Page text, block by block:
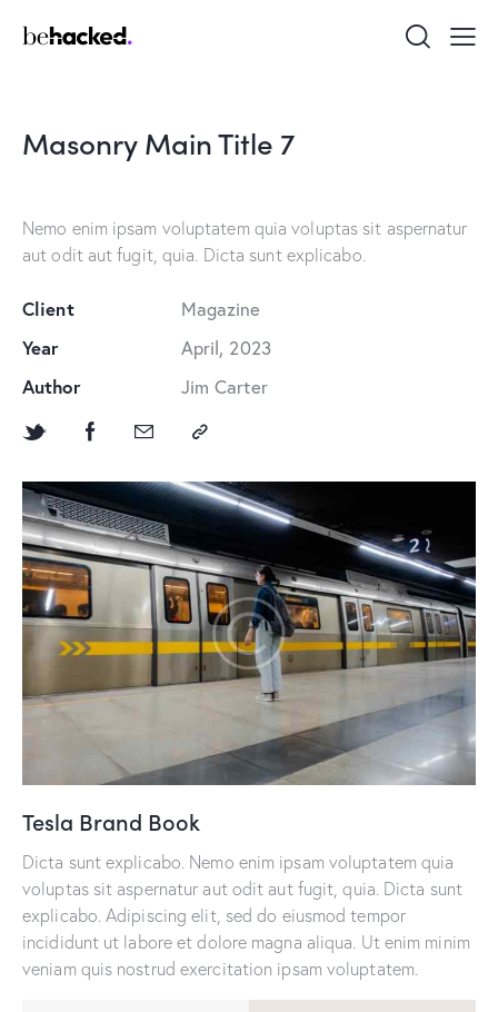
Masonry Main Title 7
Nemo enim ipsam voluptatem quia voluptas sit aspernatur
aut odit aut fugit, quia. Dicta sunt explicabo.
Client
Magazine
Year
April, 2023
Author
Jim Carter
Tesla Brand Book
Dicta sunt explicabo. Nemo enim ipsam voluptatem quia
voluptas sit aspernatur aut odit aut fugit, quia. Dicta sunt
explicabo. Adipiscing elit, sed do eiusmod tempor
incididunt ut labore et dolore magna aliqua. Ut enim minim
veniam quis nostrud exercitation ipsam voluptatem.